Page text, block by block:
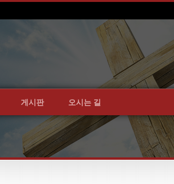
게시판 오시는 길